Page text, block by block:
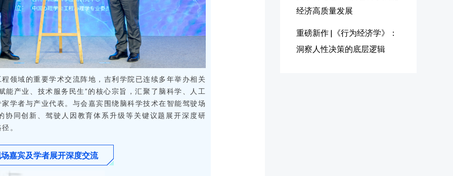
领域的重要学术交流阵地，吉利学院已连续多年举办相关
能产业、技术服务民生”的核心宗旨，汇聚了脑科学、人工
学者与产业代表。与会嘉宾围绕脑科学技术在智能驾驶场
协同创新、驾驶人因教育体系升级等关键议题展开深度研
。
嘉宾及学者展开深度交流
经济高质量发展
重磅新作 |《行为经济学》：
洞察人性决策的底层逻辑